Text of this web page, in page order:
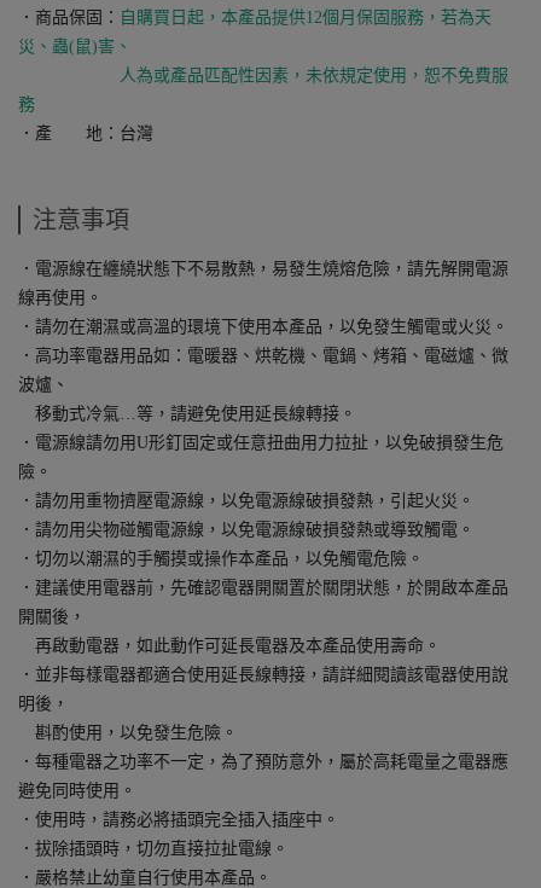
．商品保固： 自購買日起，本產品提供12個月保固服務，若為天
災、蟲(鼠)害、
人為或產品匹配性因素，未依規定使用，恕不免費服
務
．產 地：台灣
注意事項
．電源線在纏繞狀態下不易散熱，易發生燒熔危險，請先解開電源
線再使用。
．請勿在潮濕或高溫的環境下使用本產品，以免發生觸電或火災。
．高功率電器用品如：電暖器、烘乾機、電鍋、烤箱、電磁爐、微
波爐、
移動式冷氣…等，請避免使用延長線轉接。
．電源線請勿用U形釘固定或任意扭曲用力拉扯，以免破損發生危
險。
．請勿用重物擠壓電源線，以免電源線破損發熱，引起火災。
．請勿用尖物碰觸電源線，以免電源線破損發熱或導致觸電。
．切勿以潮濕的手觸摸或操作本產品，以免觸電危險。
．建議使用電器前，先確認電器開關置於關閉狀態，於開啟本產品
開關後，
再啟動電器，如此動作可延長電器及本產品使用壽命。
．並非每樣電器都適合使用延長線轉接，請詳細閱讀該電器使用說
明後，
斟酌使用，以免發生危險。
．每種電器之功率不一定，為了預防意外，屬於高耗電量之電器應
避免同時使用。
．使用時，請務必將插頭完全插入插座中。
．拔除插頭時，切勿直接拉扯電線。
．嚴格禁止幼童自行使用本產品。